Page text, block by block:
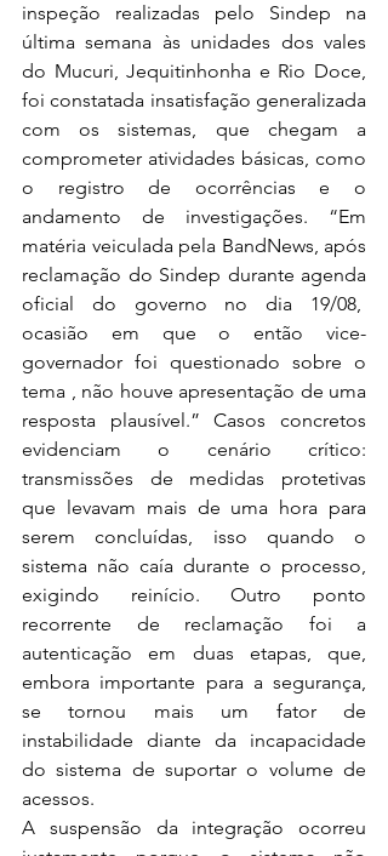
inspeção realizadas pelo Sindep na
última semana às unidades dos vales
do Mucuri, Jequitinhonha e Rio Doce,
foi constatada insatisfação generalizada
com os sistemas, que chegam a
comprometer atividades básicas, como
o registro de ocorrências e o
andamento de investigações. “Em
matéria veiculada pela BandNews, após
reclamação do Sindep durante agenda
oficial do governo no dia 19/08,
ocasião em que o então vice-
governador foi questionado sobre o
tema , não houve apresentação de uma
resposta plausível.” Casos concretos
evidenciam o cenário crítico:
transmissões de medidas protetivas
que levavam mais de uma hora para
serem concluídas, isso quando o
sistema não caía durante o processo,
exigindo reinício. Outro ponto
recorrente de reclamação foi a
autenticação em duas etapas, que,
embora importante para a segurança,
se tornou mais um fator de
instabilidade diante da incapacidade
do sistema de suportar o volume de
acessos.
A suspensão da integração ocorreu